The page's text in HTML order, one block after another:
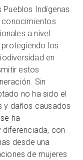
Indígenas
a nivel
los
en
estos
Sin
no ha sido el
y daños causados
ha
con
desde una
de mujeres